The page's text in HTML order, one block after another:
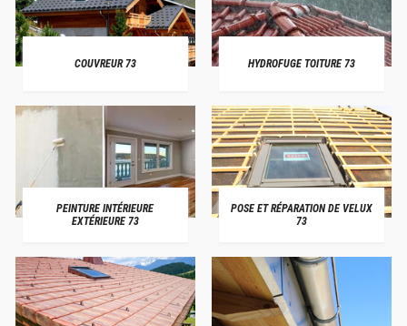
COUVREUR 73 HYDROFUGE TOITURE 73
PEINTURE INTÉRIEURE
EXTÉRIEURE 73
POSE ET RÉPARATION DE VELUX
73